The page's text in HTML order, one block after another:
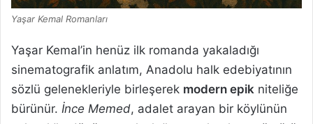
Yaşar Kemal Romanları
Yaşar Kemal’in henüz ilk romanda yakaladığı
sinematografik anlatım, Anadolu halk edebiyatının
sözlü gelenekleriyle birleşerek modern epik niteliğe
bürünür. İnce Memed, adalet arayan bir köylünün